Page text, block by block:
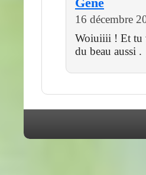
Gene
16 décembre
Woiuiiii ! Et tu
du beau aussi .